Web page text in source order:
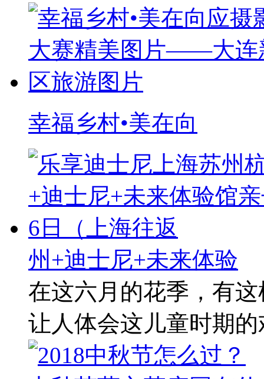
幸福乡村•美在向
州+迪士尼+未来体验
在这六月的花季，有
让人体会这儿童时期